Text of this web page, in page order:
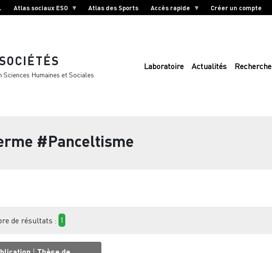
Atlas sociaux ESO Atlas des Sports Accès rapide Créer un compte
Humaines et Sociales
Laboratoire Actualités Recherche
#Panceltisme
de résultats : 1